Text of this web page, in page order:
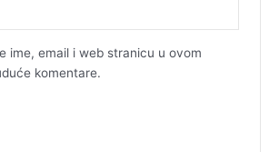
ime, email i web stranicu u ovom
komentare.